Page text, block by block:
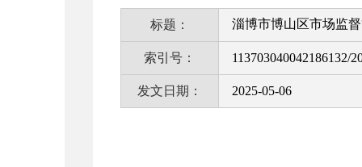
标题： 淄博市博山区市场监
索引号： 113703040042186132/
发文日期： 2025-05-06